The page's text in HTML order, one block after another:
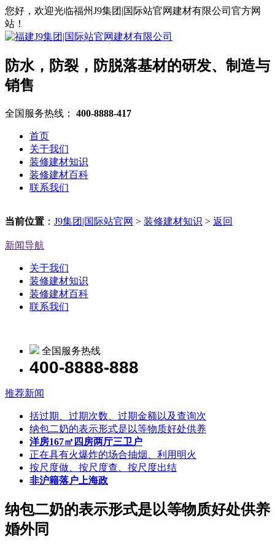
您好，欢迎光临福州J9集团|国际站官网建材有限公司官方网
站！
防水，防裂，防脱落基材的研发、制造与
销售
全国服务热线： 400-8888-417
首页
关于我们
装修建材知识
装修建材百科
联系我们
当前位置 ： J9集团|国际站官网 > 装修建材知识 > 返回
新闻导航
关于我们
装修建材知识
装修建材百科
联系我们
全国服务热线
400-8888-888
推荐新闻
括过期、过期次数、过期金额以及查询次
纳包二奶的表示形式是以等物质好处供养
洋房167㎡四房两厅三卫户
正在具有火爆炸的场合抽烟、利用明火
按尺度做、按尺度查、按尺度出结
非沪籍落户上海政
纳包二奶的表示形式是以等物质好处供养
婚外同